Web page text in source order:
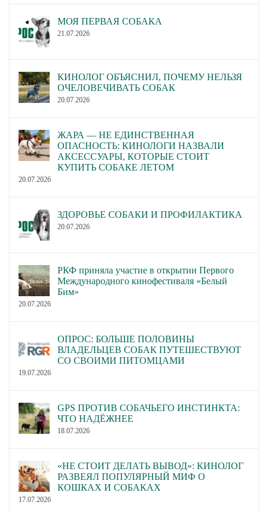
МОЯ ПЕРВАЯ СОБАКА
21.07.2026
КИНОЛОГ ОБЪЯСНИЛ, ПОЧЕМУ НЕЛЬЗЯ
ОЧЕЛОВЕЧИВАТЬ СОБАК
20.07.2026
ЖАРА — НЕ ЕДИНСТВЕННАЯ
ОПАСНОСТЬ: КИНОЛОГИ НАЗВАЛИ
АКСЕССУАРЫ, КОТОРЫЕ СТОИТ
КУПИТЬ СОБАКЕ ЛЕТОМ
20.07.2026
ЗДОРОВЬЕ СОБАКИ И ПРОФИЛАКТИКА
20.07.2026
РКФ приняла участие в открытии Первого
Международного кинофестиваля «Белый
Бим»
20.07.2026
ОПРОС: БОЛЬШЕ ПОЛОВИНЫ
ВЛАДЕЛЬЦЕВ СОБАК ПУТЕШЕСТВУЮТ
СО СВОИМИ ПИТОМЦАМИ
19.07.2026
GPS ПРОТИВ СОБАЧЬЕГО ИНСТИНКТА:
ЧТО НАДЁЖНЕЕ
18.07.2026
«НЕ СТОИТ ДЕЛАТЬ ВЫВОД»: КИНОЛОГ
РАЗВЕЯЛ ПОПУЛЯРНЫЙ МИФ О
КОШКАХ И СОБАКАХ
17.07.2026